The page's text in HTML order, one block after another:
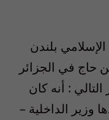
بلندن
حاج في الجزائر
: أنه كان
وزير الداخلية –